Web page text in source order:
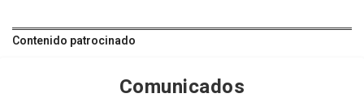
Contenido patrocinado
Comunicados